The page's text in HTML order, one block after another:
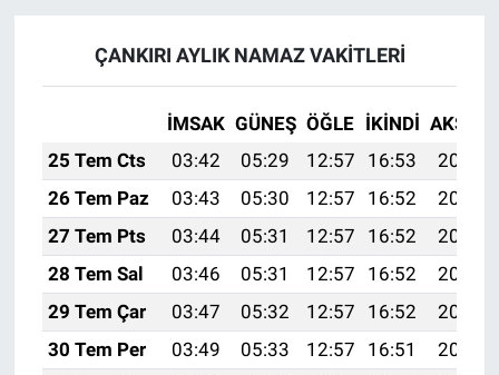
ÇANKIRI AYLIK NAMAZ VAKITLERI
İMSAK GÜNEŞ ÖĞLE İKINDI AKŞAM
25 Tem Cts
03:42 05:29 12:57 16:53
20:15
26 Tem Paz
03:43 05:30 12:57 16:52
20:15
27 Tem Pts
03:44 05:31 12:57 16:52
20:14
28 Tem Sal
03:46 05:31 12:57 16:52
20:13
29 Tem Çar
03:47 05:32 12:57 16:52
20:12
30 Tem Per
03:49 05:33 12:57 16:51
20:11